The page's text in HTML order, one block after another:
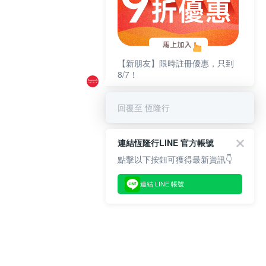
【新朋友】限時註冊優惠，只到
8/7！
回覆至 恆隆行
連結恆隆行LINE 官方帳號
點擊以下按鈕可獲得最新資訊👇
連結 LINE 帳號